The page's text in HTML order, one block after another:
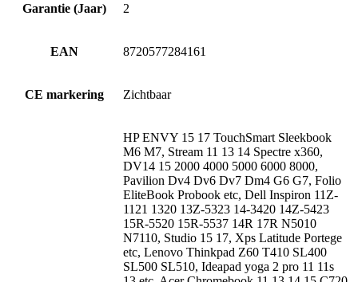
Garantie (Jaar) 2
EAN 8720577284161
CE markering Zichtbaar
HP ENVY 15 17 TouchSmart Sleekbook
M6 M7, Stream 11 13 14 Spectre x360,
DV14 15 2000 4000 5000 6000 8000,
Pavilion Dv4 Dv6 Dv7 Dm4 G6 G7, Folio
EliteBook Probook etc, Dell Inspiron 11Z-
1121 1320 13Z-5323 14-3420 14Z-5423
15R-5520 15R-5537 14R 17R N5010
N7110, Studio 15 17, Xps Latitude Portege
etc, Lenovo Thinkpad Z60 T410 SL400
SL500 SL510, Ideapad yoga 2 pro 11 11s